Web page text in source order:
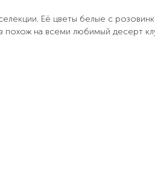
Её цветы белые с
на всеми любимый десерт